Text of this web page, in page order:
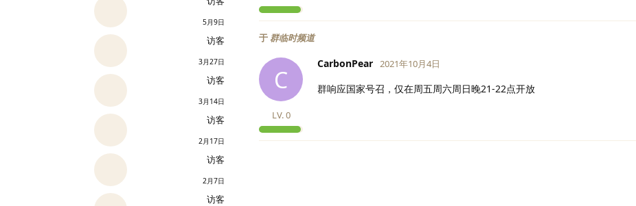
5月9日
访客
3月27日
访客
3月14日
访客
2月17日
访客
2月7日
访客
于群临时频道
C
CarbonPear
LV.0
2021年10月4日
群响应国家号召，仅在周五周六周日晚21-22点开放